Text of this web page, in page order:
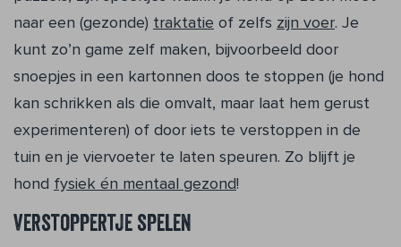
naar een (gezonde) traktatie of zelfs zijn voer. Je
kunt zo’n game zelf maken, bijvoorbeeld door
snoepjes in een kartonnen doos te stoppen (je hond
kan schrikken als die omvalt, maar laat hem gerust
experimenteren) of door iets te verstoppen in de
tuin en je viervoeter te laten speuren. Zo blijft je
hond fysiek én mentaal gezond!
Verstoppertje spelen